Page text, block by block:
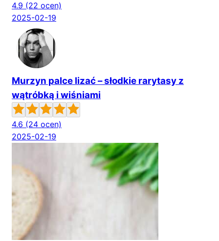
4.9 (22 ocen)
2025-02-19
Murzyn palce lizać – słodkie rarytasy z
wątróbką i wiśniami
4.6 (24 ocen)
2025-02-19